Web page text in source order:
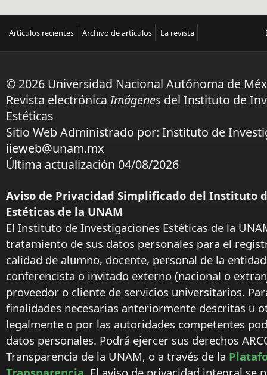
Artículos recientes Archivo de artículos La revista
© 2026 Universidad Nacional Autónoma de
Revista electrónicaImágenes del Instituto de
Estéticas
Sitio Web Administrado por: Instituto de
iieweb@unam.mx
Última actualización 04/08/2026
Aviso de Privacidad Simplificado del Instituto
Estéticas de la UNAM
El Instituto de Investigaciones Estéticas de la
tratamiento de sus datos personales para el
calidad de alumno, docente, personal de la
conferencista o invitado externo (nacional o
proveedor o cliente de servicios universitarios.
finalidades necesarias anteriormente descritas u
legalmente o por las autoridades competentes
datos personales. Podrá ejercer sus derechos
Transparencia de la UNAM, o a través de la